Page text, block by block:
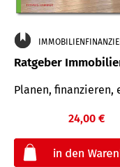
Ratgeber
Planen, finanzieren,
24,00 €